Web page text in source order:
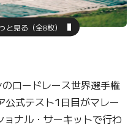
と見る（全8枚）
ロードレース世界選手権
式テスト1日目がマレー
ナル・サーキットで行わ